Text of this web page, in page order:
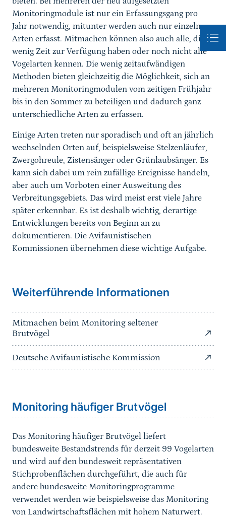
Monitoringmodule ist nur ein Erfassungsgang pro
Jahr notwendig, mitunter werden auch nur einzelne
Arten erfasst. Mitmachen können also auch alle, die
wenig Zeit zur Verfügung haben oder noch nicht alle
Vogelarten kennen. Die wenig zeitaufwändigen
Methoden bieten gleichzeitig die Möglichkeit, sich an
mehreren Monitoringmodulen vom zeitigen Frühjahr
bis in den Sommer zu beteiligen und dadurch ganz
unterschiedliche Arten zu erfassen.
Einige Arten treten nur sporadisch und oft an jährlich
wechselnden Orten auf, beispielsweise Stelzenläufer,
Zwergohreule, Zistensänger oder Grünlaubsänger. Es
kann sich dabei um rein zufällige Ereignisse handeln,
aber auch um Vorboten einer Ausweitung des
Verbreitungsgebiets. Das wird meist erst viele Jahre
später erkennbar. Es ist deshalb wichtig, derartige
Entwicklungen bereits von Beginn an zu
dokumentieren. Die Avifaunistischen
Kommissionen übernehmen diese wichtige Aufgabe.
Weiterführende Informationen
Mitmachen beim Monitoring seltener
Brutvögel
Deutsche Avifaunistische Kommission
Monitoring häufiger Brutvögel
Das Monitoring häufiger Brutvögel liefert
bundesweite Bestandstrends für derzeit 99 Vogelarten
und wird auf den bundesweit repräsentativen
Stichprobenflächen durchgeführt, die auch für
andere bundesweite Monitoringprogramme
verwendet werden wie beispielsweise das Monitoring
von Landwirtschaftsflächen mit hohem Naturwert.